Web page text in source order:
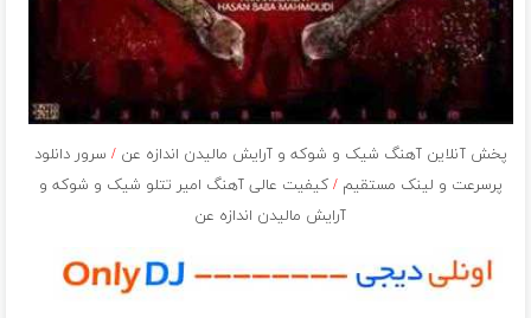
پخش آنلاین آهنگ شيک و شوكه و آرايش مالیدن اندازه عن/ سرور دانلود
پرسرعت و لینک مستقیم/ کیفیت عالی آهنگ امیر تتلو شيک و شوكه و
آرايش مالیدن اندازه عن